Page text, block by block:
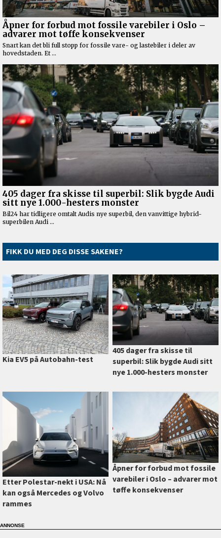
FIKK DU MED DEG DISSE SAKENE?
Kia EV5 på Autobahn-test
405 dager fra skisse til
superbil: Slik bygde Audi sitt
nye 1.000-hesters monster
Etter Polestar-nekt i USA: Nå
kan også Mercedes og Volvo
rammes
Åpner for forbud mot fossile
varebiler i Oslo –⁠ advarer mot
tøffe konsekvenser